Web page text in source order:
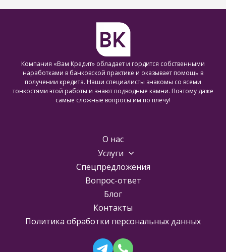
Компания «Вам Кредит» обладает и гордится собственными
наработками в банковской практике и оказывает помощь в
получении кредита. Наши специалисты знакомы со всеми
тонкостями этой работы и знают подводные камни. Поэтому даже
самые сложные вопросы им по плечу!
О нас
Услуги
Спецпредложения
Вопрос-ответ
Блог
Контакты
Политика обработки персональных данных